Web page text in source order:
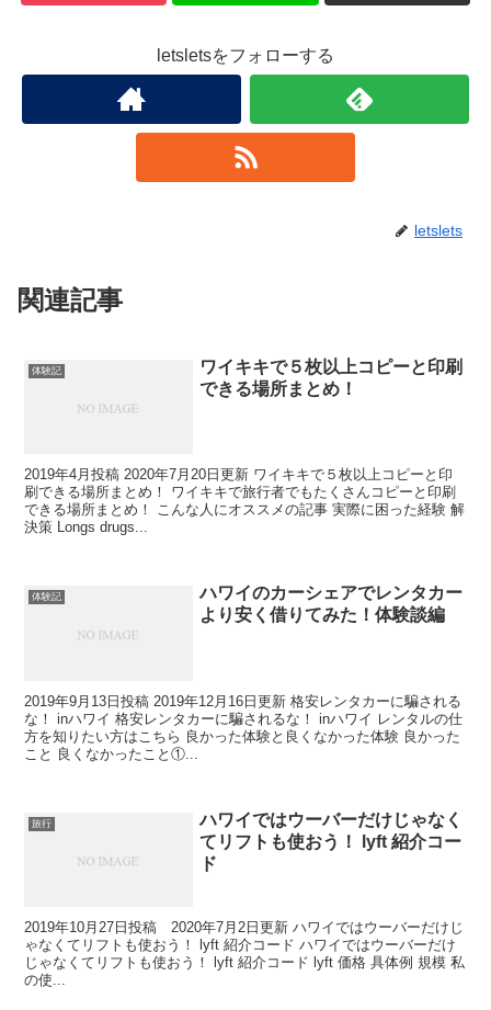
letsletsをフォローする
letslets
関連記事
体験記
ワイキキで５枚以上コピーと印刷
できる場所まとめ！
2019年4月投稿 2020年7月20日更新 ワイキキで５枚以上コピーと印
刷できる場所まとめ！ ワイキキで旅行者でもたくさんコピーと印刷
できる場所まとめ！ こんな人にオススメの記事 実際に困った経験 解
決策 Longs drugs...
体験記
ハワイのカーシェアでレンタカー
より安く借りてみた！体験談編
2019年9月13日投稿 2019年12月16日更新 格安レンタカーに騙される
な！ inハワイ 格安レンタカーに騙されるな！ inハワイ レンタルの仕
方を知りたい方はこちら 良かった体験と良くなかった体験 良かった
こと 良くなかったこと①...
旅行
ハワイではウーバーだけじゃなく
てリフトも使おう！ lyft 紹介コー
ド
2019年10月27日投稿 2020年7月2日更新 ハワイではウーバーだけじ
ゃなくてリフトも使おう！ lyft 紹介コード ハワイではウーバーだけ
じゃなくてリフトも使おう！ lyft 紹介コード lyft 価格 具体例 規模 私
の使...